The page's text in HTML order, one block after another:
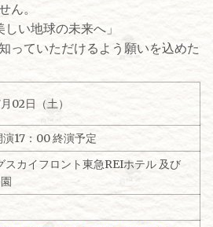
ん。
い地球の未来へ」
っていただけるよう願いを込めた
02日（土）
17：00 終演予定
スカイフロント東急REIホテル 及び